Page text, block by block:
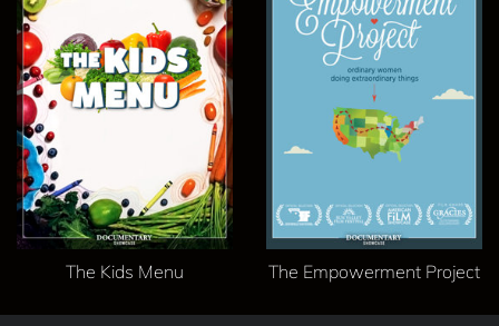
The Kids Menu The Empowerment Project